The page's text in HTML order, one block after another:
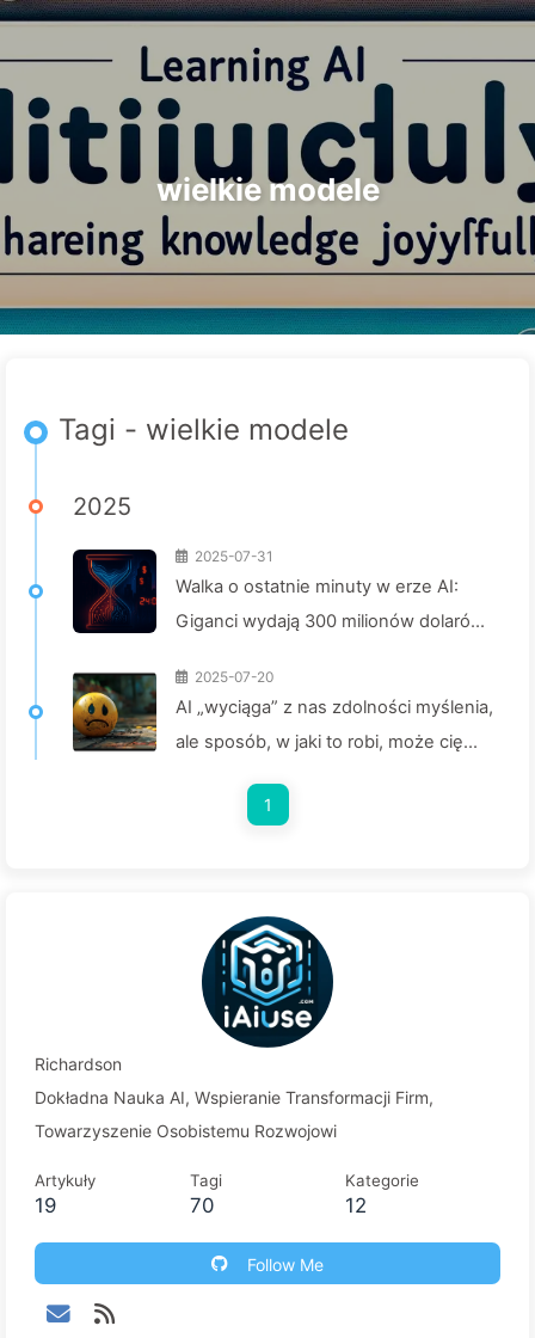
Szukaj Strona główna Archiwa Tagi
Kategorie Linki O nas 🇵🇱 Polski
wielkie modele
Tagi - wielkie modele
2025
2025-07-31
Walka o ostatnie minuty w erze AI:
Giganci wydają 300 milionów dolarów
chwile relaksu i sprzedać je
reklamodawcom, cyfrowe imperia
skupienia — Powoli odkrywamy AI 166
2025-07-20
AI „wyciąga” z nas zdolności myślenia,
ale sposób, w jaki to robi, może cię
1
Richardson
Dokładna Nauka AI, Wspieranie Transformacji Firm,
Towarzyszenie Osobistemu Rozwojowi
Artykuły
19
Tagi
70
Kategorie
12
Follow Me